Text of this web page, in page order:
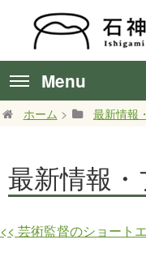
Menu
ホーム > 最新情報
最新情報
<< 芸術監督のショー